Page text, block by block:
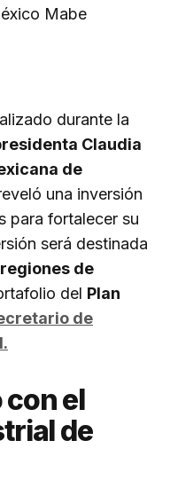
durante la
Claudia
de
una inversión
para fortalecer su
será destinada
de
del Plan
de
el
de